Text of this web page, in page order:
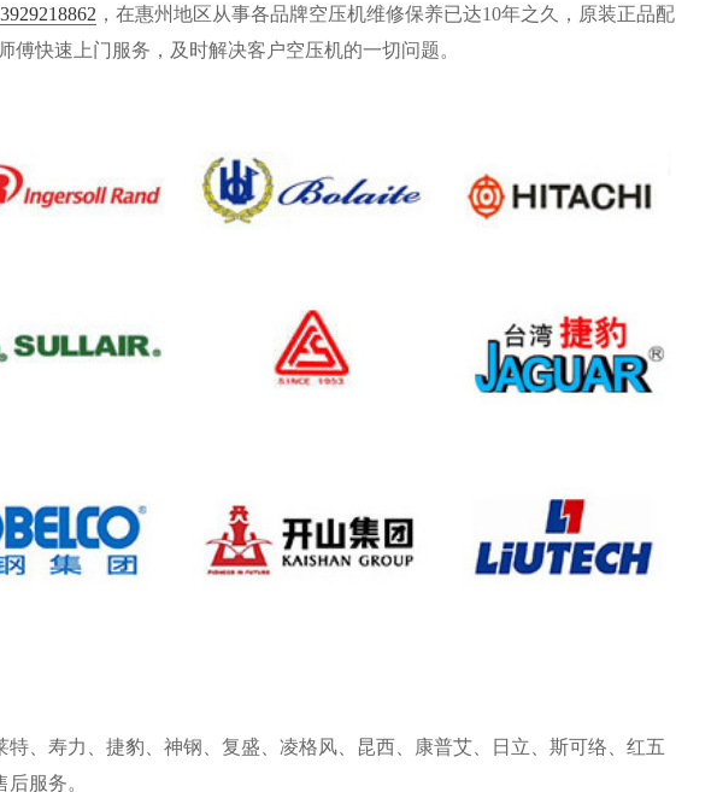
，在惠州地区从事各品牌空压机维修保养已达10年之久，原装正品配
傅快速上门服务，及时解决客户空压机的一切问题。
、寿力、捷豹、神钢、复盛、凌格风、昆西、康普艾、日立、斯可络、红五
服务。